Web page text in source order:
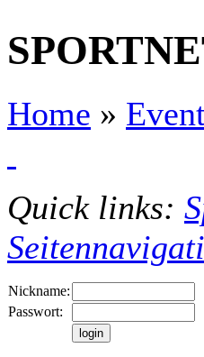
Home »
Quick links:
Nickname:
Passwort: